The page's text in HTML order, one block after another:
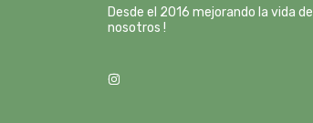
Desde el 2016 mejorando la vida
nosotros !